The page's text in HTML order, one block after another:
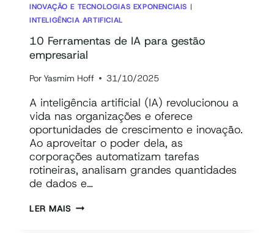
INOVAÇÃO E TECNOLOGIAS EXPONENCIAIS |
INTELIGÊNCIA ARTIFICIAL
10 Ferramentas de IA para gestão
empresarial
Por Yasmim Hoff 31/10/2025
A inteligência artificial (IA) revolucionou a
vida nas organizações e oferece
oportunidades de crescimento e inovação.
Ao aproveitar o poder dela, as
corporações automatizam tarefas
rotineiras, analisam grandes quantidades
de dados e…
LER MAIS10